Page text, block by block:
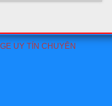
NGHIỆP TẠI HỒ
UY TÍN CHUYÊN